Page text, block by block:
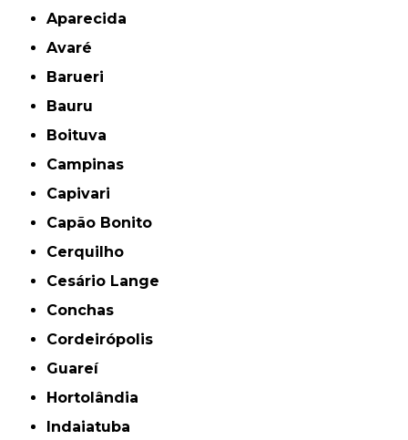
Aparecida
Avaré
Barueri
Bauru
Boituva
Campinas
Capivari
Capão Bonito
Cerquilho
Cesário Lange
Conchas
Cordeirópolis
Guareí
Hortolândia
Indaiatuba